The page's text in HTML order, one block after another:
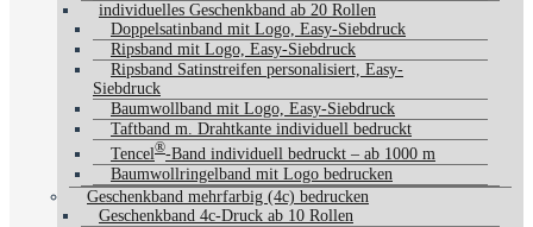
individuelles Geschenkband ab 20 Rollen
Doppelsatinband mit Logo, Easy-Siebdruck
Ripsband mit Logo, Easy-Siebdruck
Ripsband Satinstreifen personalisiert, Easy-
Siebdruck
Baumwollband mit Logo, Easy-Siebdruck
Taftband m. Drahtkante individuell bedruckt
Tencel®-Band individuell bedruckt – ab 1000 m
Baumwollringelband mit Logo bedrucken
Geschenkband mehrfarbig (4c) bedrucken
Geschenkband 4c-Druck ab 10 Rollen